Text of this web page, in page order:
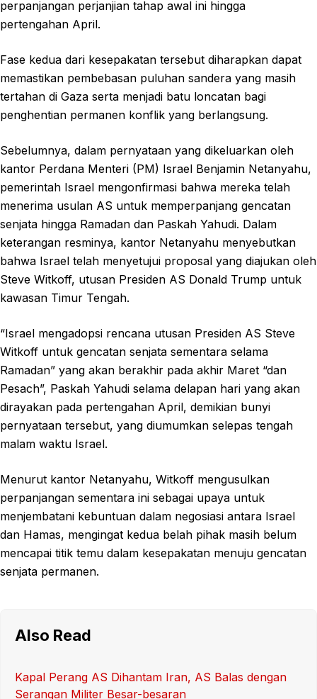
perpanjangan perjanjian tahap awal ini hingga
pertengahan April.
Fase kedua dari kesepakatan tersebut diharapkan dapat
memastikan pembebasan puluhan sandera yang masih
tertahan di Gaza serta menjadi batu loncatan bagi
penghentian permanen konflik yang berlangsung.
Sebelumnya, dalam pernyataan yang dikeluarkan oleh
kantor Perdana Menteri (PM) Israel Benjamin Netanyahu,
pemerintah Israel mengonfirmasi bahwa mereka telah
menerima usulan AS untuk memperpanjang gencatan
senjata hingga Ramadan dan Paskah Yahudi. Dalam
keterangan resminya, kantor Netanyahu menyebutkan
bahwa Israel telah menyetujui proposal yang diajukan oleh
Steve Witkoff, utusan Presiden AS Donald Trump untuk
kawasan Timur Tengah.
“Israel mengadopsi rencana utusan Presiden AS Steve
Witkoff untuk gencatan senjata sementara selama
Ramadan” yang akan berakhir pada akhir Maret “dan
Pesach”, Paskah Yahudi selama delapan hari yang akan
dirayakan pada pertengahan April, demikian bunyi
pernyataan tersebut, yang diumumkan selepas tengah
malam waktu Israel.
Menurut kantor Netanyahu, Witkoff mengusulkan
perpanjangan sementara ini sebagai upaya untuk
menjembatani kebuntuan dalam negosiasi antara Israel
dan Hamas, mengingat kedua belah pihak masih belum
mencapai titik temu dalam kesepakatan menuju gencatan
senjata permanen.
Also Read
Kapal Perang AS Dihantam Iran, AS Balas dengan
Serangan Militer Besar-besaran